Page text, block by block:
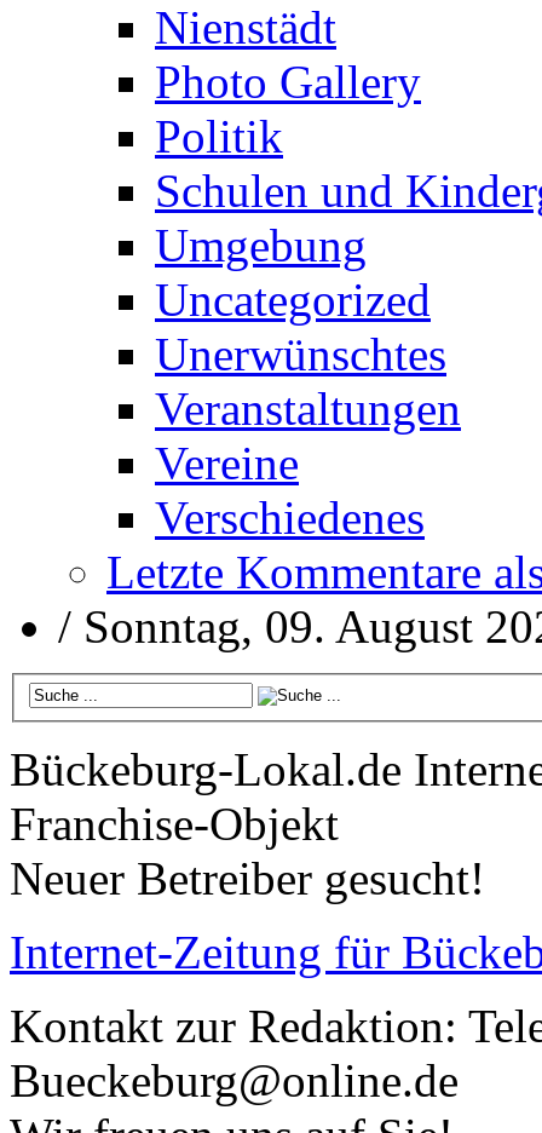
Nienstädt
Photo Gallery
Politik
Schulen und
Umgebung
Uncategorized
Unerwünschtes
Veranstaltungen
Vereine
Verschiedenes
Letzte Kommentare
/ Sonntag, 09. August
Bückeburg-Lokal.de
Franchise-Objekt
Neuer Betreiber gesucht!
Internet-Zeitung für
Kontakt zur Redaktion:
Bueckeburg@online.de